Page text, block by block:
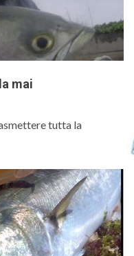
mai
tutta la